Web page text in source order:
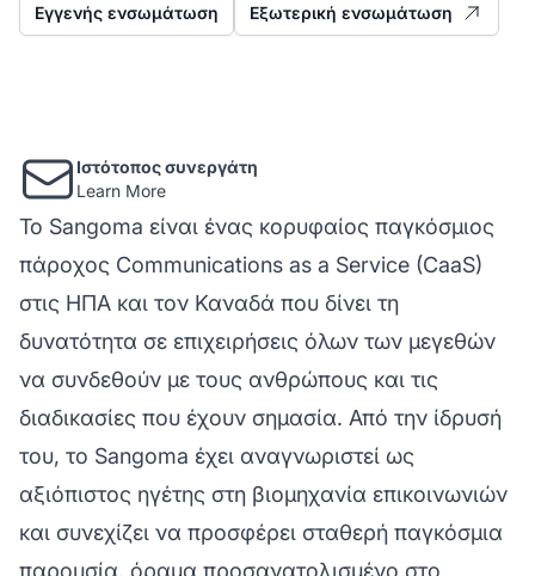
Εγγενής ενσωμάτωση Εξωτερική ενσωμάτωση
Ιστότοπος συνεργάτη
Learn More
Το Sangoma είναι ένας κορυφαίος παγκόσμιος
πάροχος Communications as a Service (CaaS)
στις ΗΠΑ και τον Καναδά που δίνει τη
δυνατότητα σε επιχειρήσεις όλων των μεγεθών
να συνδεθούν με τους ανθρώπους και τις
διαδικασίες που έχουν σημασία. Από την ίδρυσή
του, το Sangoma έχει αναγνωριστεί ως
αξιόπιστος ηγέτης στη βιομηχανία επικοινωνιών
και συνεχίζει να προσφέρει σταθερή παγκόσμια
παρουσία, όραμα προσανατολισμένο στο